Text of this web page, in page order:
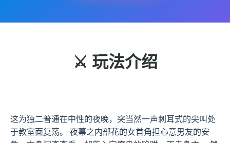
⚔️ 玩法介绍
这为独二普通在中性的夜晚，突当然一声刺耳式的尖叫处
于教室面复荡。 夜幕之内部花的女首角担心意男友的安